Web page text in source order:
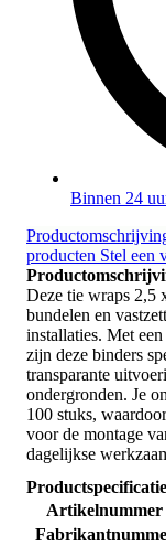
Binnen 24
producten Stel een
Deze tie wraps 2,5
bundelen en
installaties. Met
zijn deze binders
transparante
ondergronden. Je
100 stuks,
voor de montage
dagelijkse
Artikelnummer